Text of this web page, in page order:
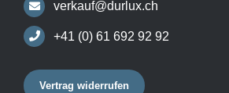
verkauf@durlux.ch
+41 (0) 61 692 92 92
Vertrag widerrufen